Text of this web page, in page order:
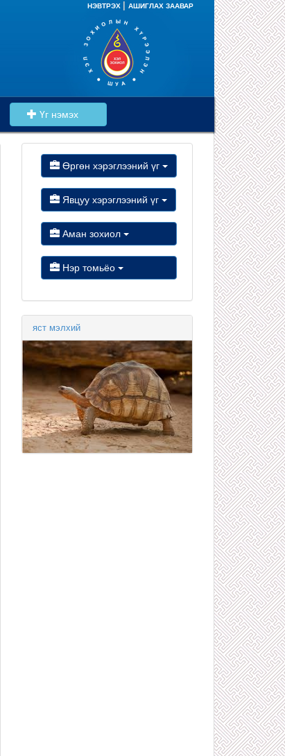
НЭВТРЭХ АШИГЛАХ ЗААВАР
Үг нэмэх
Өргөн хэрэглээний үг
Явцуу хэрэглээний үг
Аман зохиол
Нэр томьёо
яст мэлхий